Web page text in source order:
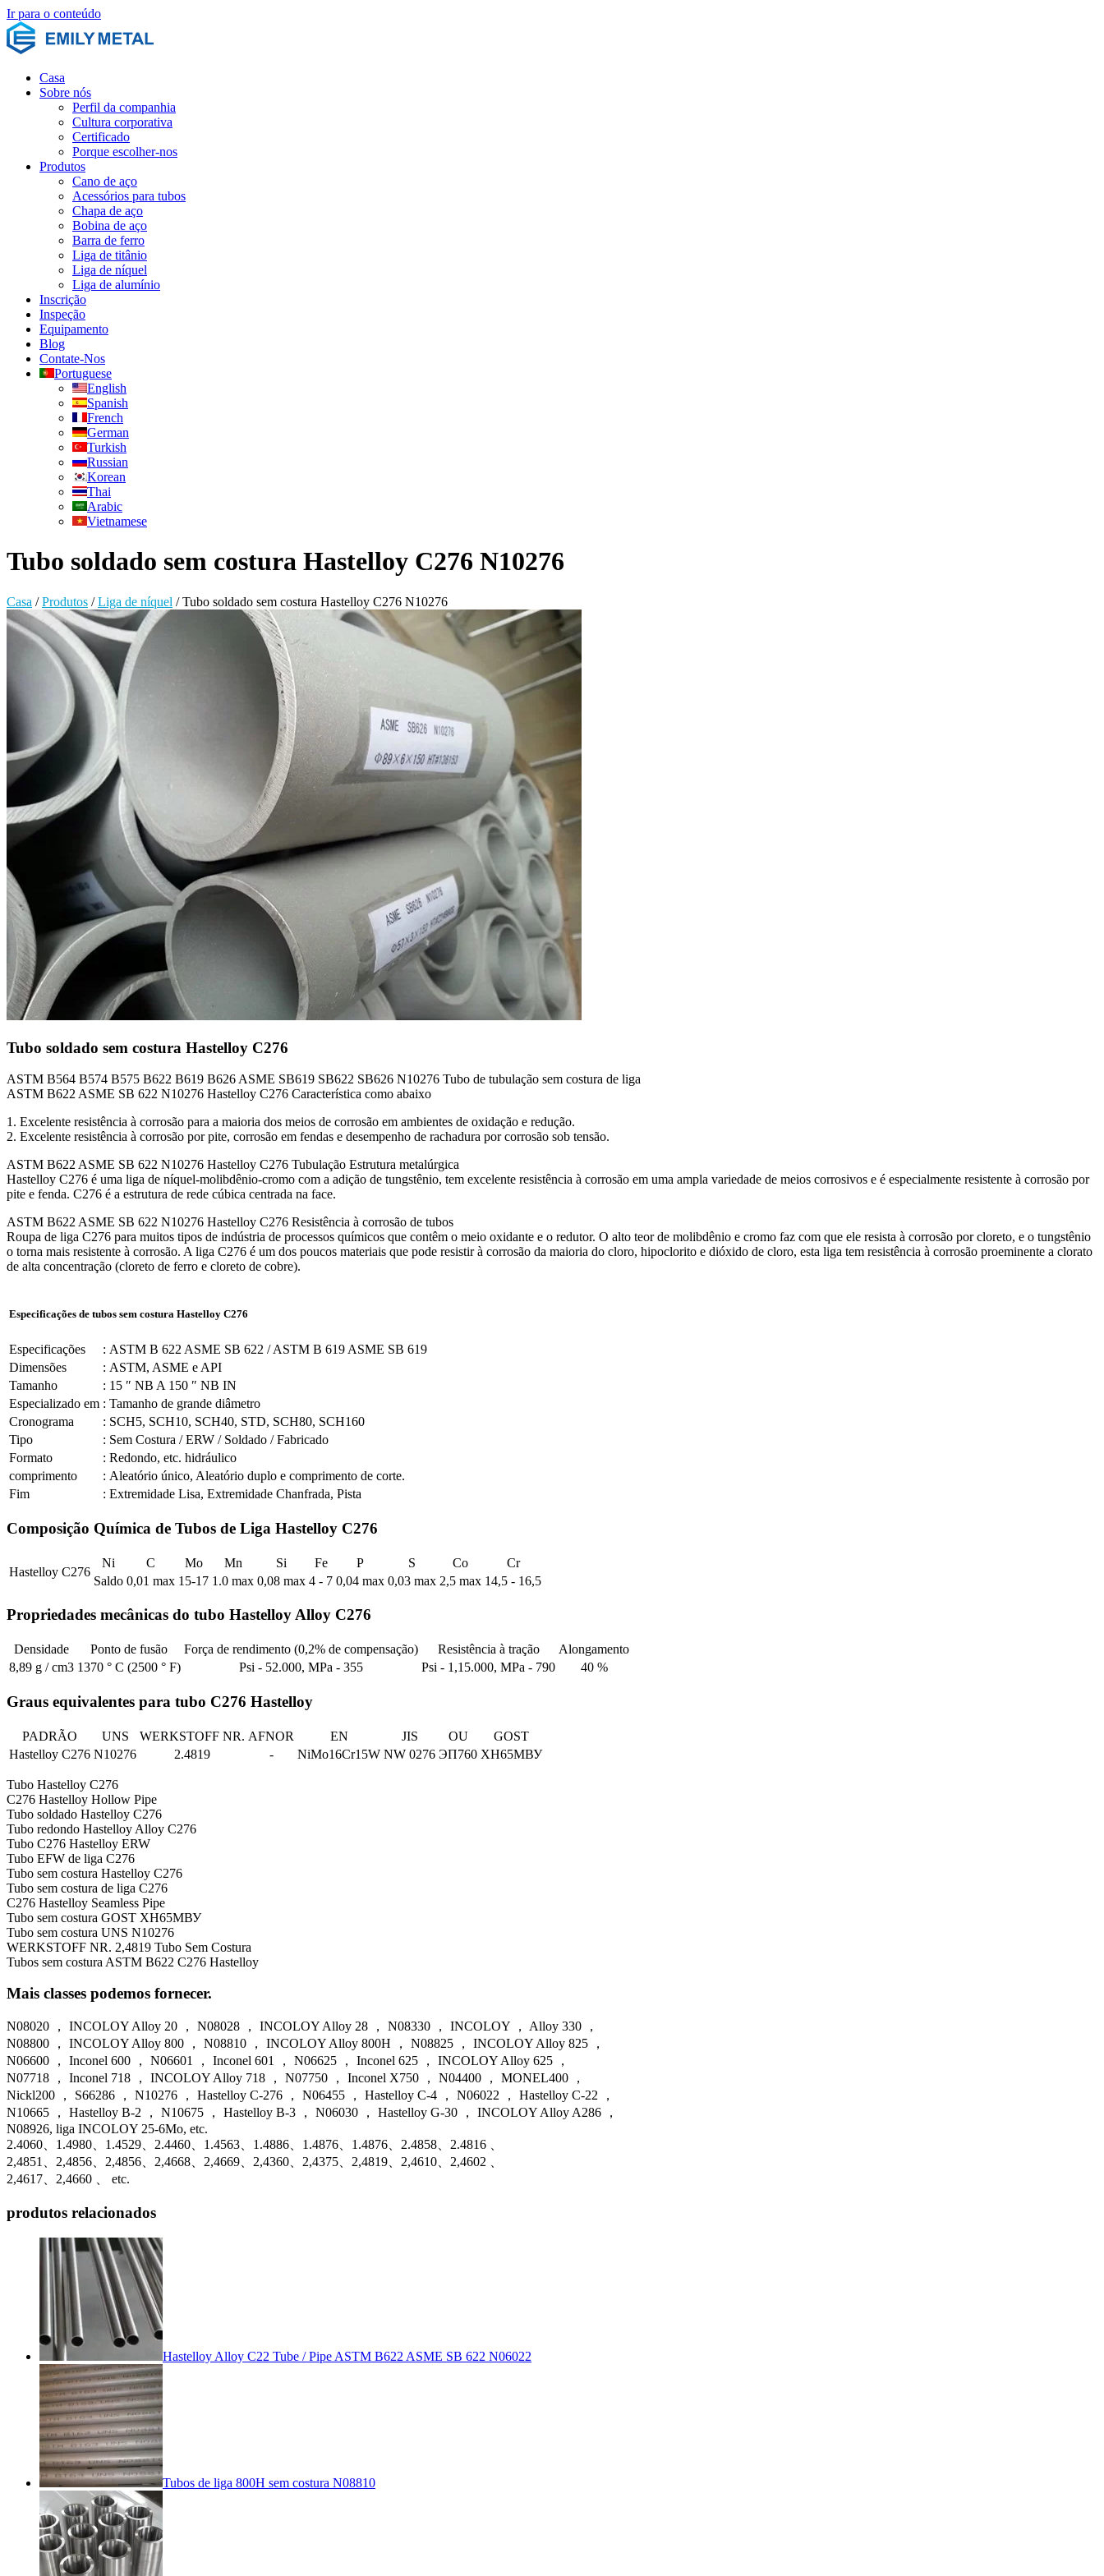
Ir para o conteúdo
Casa
Sobre nós
Perfil da companhia
Cultura corporativa
Certificado
Porque escolher-nos
Produtos
Cano de aço
Acessórios para tubos
Chapa de aço
Bobina de aço
Barra de ferro
Liga de titânio
Liga de níquel
Liga de alumínio
Inscrição
Inspeção
Equipamento
Blog
Contate-Nos
Portuguese
English
Spanish
French
German
Turkish
Russian
Korean
Thai
Arabic
Vietnamese
Tubo soldado sem costura Hastelloy C276 N10276
Casa /Produtos /Liga de níquel /Tubo soldado sem costura Hastelloy C276 N10276
Tubo soldado sem costura Hastelloy C276
ASTM B564 B574 B575 B622 B619 B626 ASME SB619 SB622 SB626 N10276 Tubo de tubulação sem costura de liga
ASTM B622 ASME SB 622 N10276 Hastelloy C276 Característica como abaixo
1. Excelente resistência à corrosão para a maioria dos meios de corrosão em ambientes de oxidação e redução.
2. Excelente resistência à corrosão por pite, corrosão em fendas e desempenho de rachadura por corrosão sob tensão.
ASTM B622 ASME SB 622 N10276 Hastelloy C276 Tubulação Estrutura metalúrgica
Hastelloy C276 é uma liga de níquel-molibdênio-cromo com a adição de tungstênio, tem excelente resistência à corrosão em uma ampla variedade de meios corrosivos e é especialmente resistente à corrosão por
pite e fenda. C276 é a estrutura de rede cúbica centrada na face.
ASTM B622 ASME SB 622 N10276 Hastelloy C276 Resistência à corrosão de tubos
Roupa de liga C276 para muitos tipos de indústria de processos químicos que contêm o meio oxidante e o redutor. O alto teor de molibdênio e cromo faz com que ele resista à corrosão por cloreto, e o tungstênio
o torna mais resistente à corrosão. A liga C276 é um dos poucos materiais que pode resistir à corrosão da maioria do cloro, hipoclorito e dióxido de cloro, esta liga tem resistência à corrosão proeminente a clorato
de alta concentração (cloreto de ferro e cloreto de cobre).
Especificações de tubos sem costura Hastelloy C276
Especificações : ASTM B 622 ASME SB 622 / ASTM B 619 ASME SB 619
Dimensões
: ASTM, ASME e API
Tamanho
: 15 ″ NB A 150 ″ NB IN
Especializado em : Tamanho de grande diâmetro
Cronograma
: SCH5, SCH10, SCH40, STD, SCH80, SCH160
Tipo
: Sem Costura / ERW / Soldado / Fabricado
Formato
: Redondo, etc. hidráulico
comprimento
: Aleatório único, Aleatório duplo e comprimento de corte.
Fim
: Extremidade Lisa, Extremidade Chanfrada, Pista
Composição Química de Tubos de Liga Hastelloy C276
Hastelloy C276
Ni C Mo Mn Si Fe P S Co
Cr
Saldo 0,01 max 15-17 1.0 max 0,08 max 4 - 7 0,04 max 0,03 max 2,5 max 14,5 - 16,5
Propriedades mecânicas do tubo Hastelloy Alloy C276
Densidade Ponto de fusão Força de rendimento (0,2% de compensação) Resistência à tração
Alongamento
8,89 g / cm3 1370 ° C (2500 ° F) Psi - 52.000, MPa - 355 Psi - 1,15.000, MPa - 790 40 %
Graus equivalentes para tubo C276 Hastelloy
PADRÃO UNS WERKSTOFF NR. AFNOR EN JIS OU
GOST
Hastelloy C276 N10276 2.4819 - NiMo16Cr15W NW 0276 ЭП760 ХН65МВУ
Tubo Hastelloy C276
C276 Hastelloy Hollow Pipe
Tubo soldado Hastelloy C276
Tubo redondo Hastelloy Alloy C276
Tubo C276 Hastelloy ERW
Tubo EFW de liga C276
Tubo sem costura Hastelloy C276
Tubo sem costura de liga C276
C276 Hastelloy Seamless Pipe
Tubo sem costura GOST ХН65МВУ
Tubo sem costura UNS N10276
WERKSTOFF NR. 2,4819 Tubo Sem Costura
Tubos sem costura ASTM B622 C276 Hastelloy
Mais classes podemos fornecer.
N08020 ， INCOLOY Alloy 20 ， N08028 ， INCOLOY Alloy 28 ， N08330 ， INCOLOY ， Alloy 330 ，
N08800 ， INCOLOY Alloy 800 ， N08810 ， INCOLOY Alloy 800H ， N08825 ， INCOLOY Alloy 825 ，
N06600 ， Inconel 600 ， N06601 ， Inconel 601 ， N06625 ， Inconel 625 ， INCOLOY Alloy 625 ，
N07718 ， Inconel 718 ， INCOLOY Alloy 718 ， N07750 ， Inconel X750 ， N04400 ， MONEL400 ，
Nickl200 ， S66286 ， N10276 ， Hastelloy C-276 ， N06455 ， Hastelloy C-4 ， N06022 ， Hastelloy C-22 ，
N10665 ， Hastelloy B-2 ， N10675 ， Hastelloy B-3 ， N06030 ， Hastelloy G-30 ， INCOLOY Alloy A286 ，
N08926, liga INCOLOY 25-6Mo, etc.
2.4060、1.4980、1.4529、2.4460、1.4563、1.4886、1.4876、1.4876、2.4858、2.4816 、
2,4851、2,4856、2,4856、2,4668、2,4669、2,4360、2,4375、2,4819、2,4610、2,4602 、
2,4617、2,4660 、 etc.
produtos relacionados
Hastelloy Alloy C22 Tube / Pipe ASTM B622 ASME SB 622 N06022
Tubos de liga 800H sem costura N08810